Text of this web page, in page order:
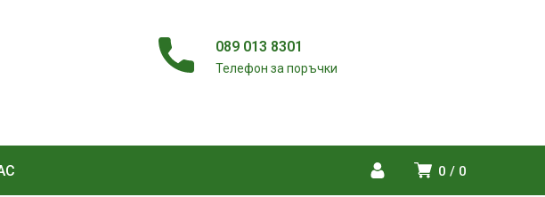
089 013 8301
Телефон за поръчки
0 0